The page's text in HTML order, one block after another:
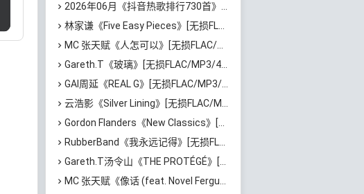
2026年06月《抖音热歌排行730首》最火热门歌曲整理[高品质MP3/320K/5.35GB]百度云网盘下载
林家谦《Five Easy Pieces》[无损FLAC/MP3/223MB]百度云网盘下载
MC 张天赋《人怎可以》[无损FLAC/MP3/65MB]百度云网盘下载
Gareth.T《玻璃》[无损FLAC/MP3/46MB]百度云网盘下载
GAI周延《REAL G》[无损FLAC/MP3/729MB]百度云网盘下载
云浩影《Silver Lining》[无损FLAC/MP3/543MB]百度云网盘下载
Gordon Flanders《New Classics》[无损FLAC/MP3/529MB]百度云网盘下载
RubberBand《我永远记得》[无损FLAC/MP3/72MB]百度云网盘下载
Gareth.T汤令山《THE PROTÉGÉ》[无损FLAC/MP3/588MB]百度云网盘下载
MC 张天赋《像话 (feat. Novel Fergus)》[无损FLAC/MP3/62MB]百度云网盘下载